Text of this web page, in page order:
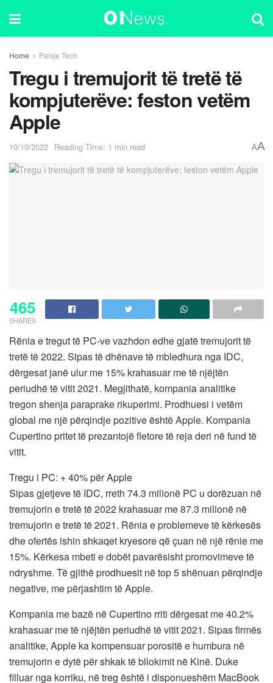
Home Paisje Tech
Tregu i tremujorit të tretë të
kompjuterëve: feston vetëm
Apple
10/10/2022 Reading Time: 1 min read AA
465
SHARES
Rënia e tregut të PC-ve vazhdon edhe gjatë tremujorit të
tretë të 2022. Sipas të dhënave të mbledhura nga IDC,
dërgesat janë ulur me 15% krahasuar me të njëjtën
periudhë të vitit 2021. Megjithatë, kompania analitike
tregon shenja paraprake rikuperimi. Prodhuesi i vetëm
global me një përqindje pozitive është Apple. Kompania
Cupertino pritet të prezantojë fletore të reja deri në fund të
vitit.
Tregu i PC: + 40% për Apple
Sipas gjetjeve të IDC, rreth 74.3 milionë PC u dorëzuan në
tremujorin e tretë të 2022 krahasuar me 87.3 milionë në
tremujorin e tretë të 2021. Rënia e problemeve të kërkesës
dhe ofertës ishin shkaqet kryesore që çuan në një rënie me
15%. Kërkesa mbeti e dobët pavarësisht promovimeve të
ndryshme. Të gjithë prodhuesit në top 5 shënuan përqindje
negative, me përjashtim të Apple.
Kompania me bazë në Cupertino rriti dërgesat me 40.2%
krahasuar me të njëjtën periudhë të vitit 2021. Sipas firmës
analitike, Apple ka kompensuar porositë e humbura në
tremujorin e dytë për shkak të bllokimit në Kinë. Duke
filluar nga korriku, në treg është i disponueshëm MacBook